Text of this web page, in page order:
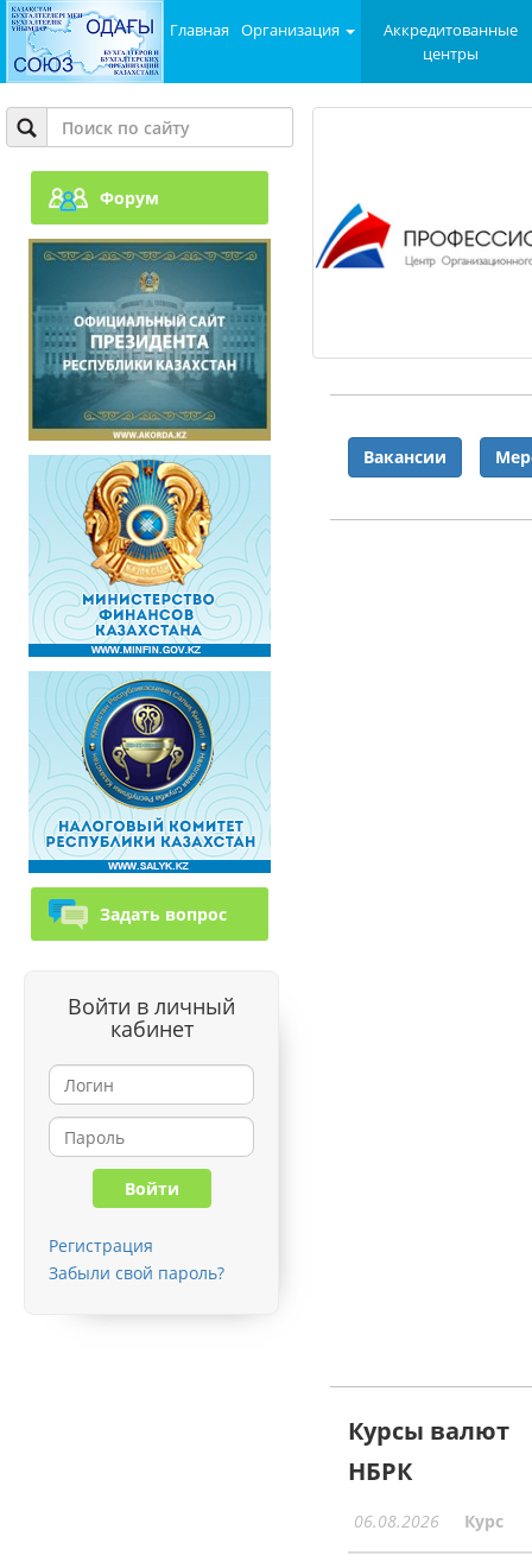
Главная Организация
Аккредитованные
центры
Форум
Задать вопрос
Войти в личный
кабинет
Регистрация
Забыли свой пароль?
Вакансии
Курсы валют
НБРК
06.08.2026 Курс